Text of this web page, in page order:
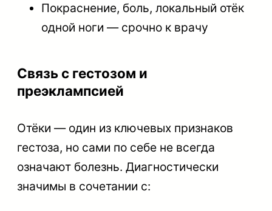
Покраснение, боль, локальный отёк
одной ноги — срочно к врачу
Связь с гестозом и
преэклампсией
Отёки — один из ключевых признаков
гестоза, но сами по себе не всегда
означают болезнь. Диагностически
значимы в сочетании с: